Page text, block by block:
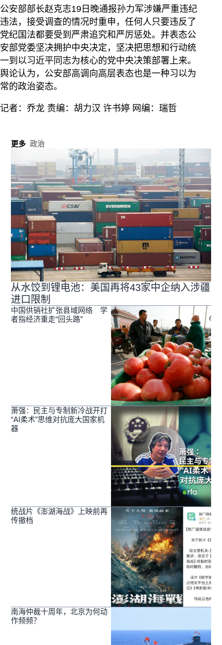
公安部部长赵克志19日晚通报孙力军涉嫌严重违纪
违法，接受调查的情况时重申，任何人只要违反了
党纪国法都要受到严肃追究和严厉惩处。并表态公
安部党委坚决拥护中央决定，坚决把思想和行动统
一到以习近平同志为核心的党中央决策部署上来。
舆论认为，公安部高调向高层表态也是一种习以为
常的政治姿态。
记者：乔龙 责编：胡力汉 许书婷 网编：瑞哲
更多 政治
从水饺到锂电池：美国再将43家中企纳入涉疆
进口限制
中国供销社扩张县域网络 学
者指经济重走“回头路”
萧强：民主与专制新冷战开打
“AI柔术”思维对抗庞大国家机
器
统战片《澎湖海战》上映前再
传撤档
南海仲裁十周年，北京为何动
作频频？